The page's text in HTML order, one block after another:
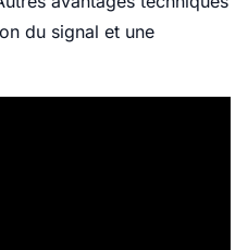
du signal et une